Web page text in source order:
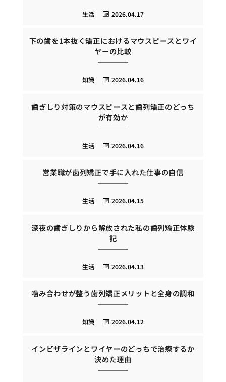
2026.04.17
生活
下の歯を1本抜く矯正におけるマウスピースとワイ
ヤーの比較
2026.04.16
知識
歯ぎしり対策のマウスピースと歯列矯正のどっち
が有効か
2026.04.16
生活
営業職が歯列矯正で手に入れた仕事の自信
2026.04.15
生活
深夜の歯ぎしりから解放された私の歯列矯正体験
記
2026.04.13
生活
噛み合わせが整う歯列矯正メリットと全身の調和
2026.04.12
知識
インビザラインとワイヤーのどっちで治療するか
決めた理由